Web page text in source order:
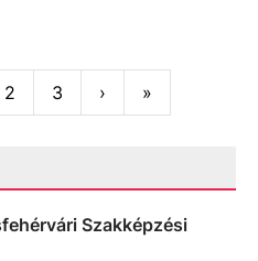
2 3 ›Next»Last
Szakképzési